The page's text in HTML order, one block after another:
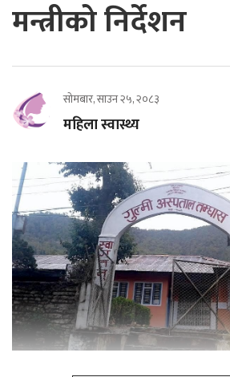
मन्त्रीको निर्देशन
सोमबार, साउन २५, २०८३
महिला स्वास्थ्य